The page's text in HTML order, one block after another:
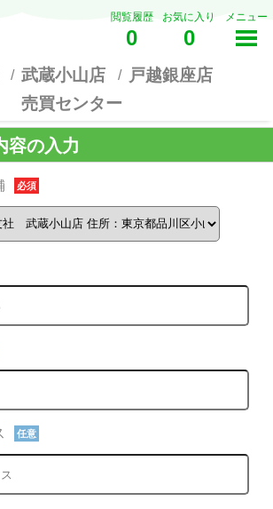
閲覧履歴
0
お気に入り
0
メニュー
武蔵小山店
戸越銀座店
売買センター
容の入力
必須
任意